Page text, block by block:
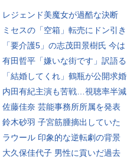
レジェンド美魔女が過酷な決断
ミセスの「空箱」転売にドン引き
「要介護5」の志茂田景樹氏 今は
有田哲平「嫌いな街です」訳語る
「結婚してくれ」鶴瓶が公開求婚
内田有紀主演も苦戦…視聴率半減
佐藤佳奈 芸能事務所所属を発表
鈴木砂羽 子宮筋腫摘出していた
ラウール 印象的な逆転劇の背景
大久保佳代子 男性に貢いだ過去